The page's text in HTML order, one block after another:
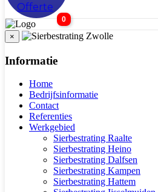
Offerte
0
×
Informatie
Home
Bedrijfsinformatie
Contact
Referenties
Werkgebied
Sierbestrating Raalte
Sierbestrating Heino
Sierbestrating Dalfsen
Sierbestrating Kampen
Sierbestrating Hattem